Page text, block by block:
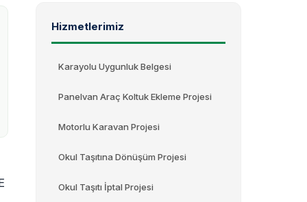
Hizmetlerimiz
Karayolu Uygunluk Belgesi
Panelvan Araç Koltuk Ekleme Projesi
Motorlu Karavan Projesi
Okul Taşıtına Dönüşüm Projesi
Okul Taşıtı İptal Projesi